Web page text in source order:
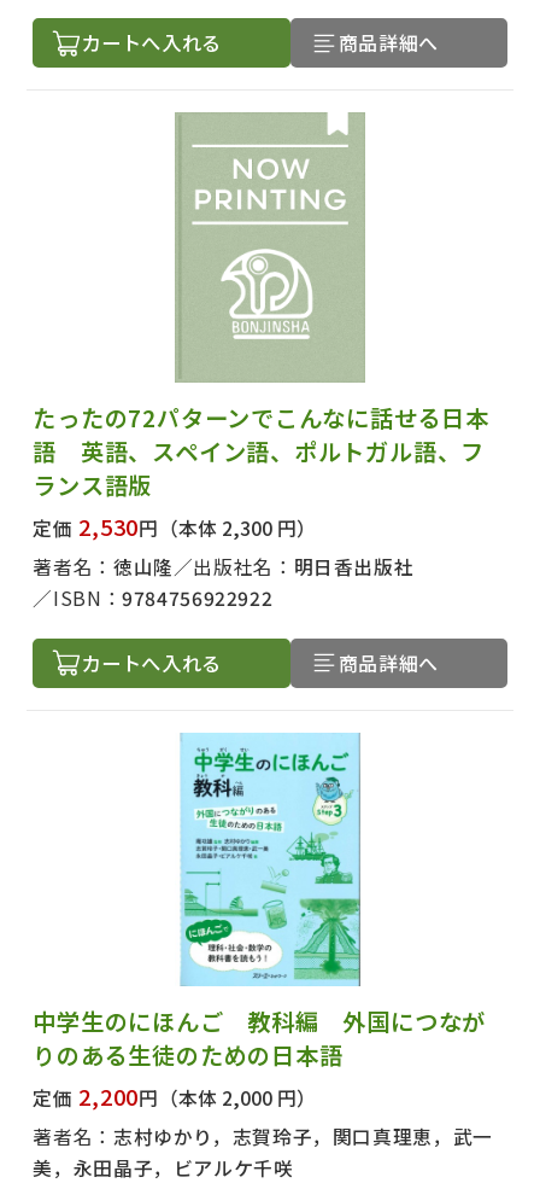
カートへ入れる 商品詳細へ
たったの72パターンでこんなに話せる日本
語 英語、スペイン語、ポルトガル語、フ
ランス語版
定価 2,530円 （本体 2,300 円）
著者名： 徳山隆 出版社名： 明日香出版社
ISBN：9784756922922
カートへ入れる 商品詳細へ
中学生のにほんご 教科編 外国につなが
りのある生徒のための日本語
定価 2,200円 （本体 2,000 円）
著者名： 志村ゆかり，志賀玲子，関口真理恵，武一
美，永田晶子，ビアルケ千咲